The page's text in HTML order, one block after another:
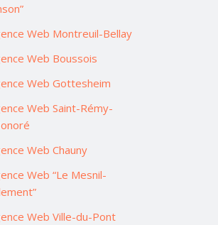
Web Montreuil-Bellay
Web Boussois
Web Gottesheim
Web Saint-Rémy-
Web Chauny
Web “Le Mesnil-
Web Ville-du-Pont